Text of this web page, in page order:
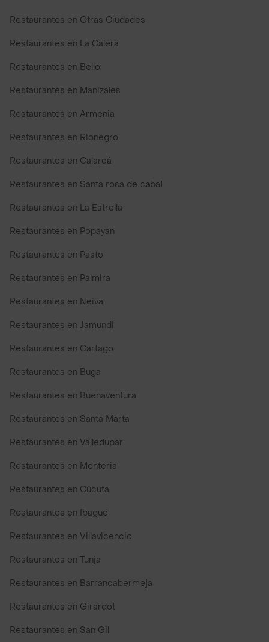
Restaurantes en Otras Ciudades
Restaurantes en La Calera
Restaurantes en Bello
Restaurantes en Manizales
Restaurantes en Armenia
Restaurantes en Rionegro
Restaurantes en Calarcá
Restaurantes en Santa rosa de cabal
Restaurantes en La Estrella
Restaurantes en Popayan
Restaurantes en Pasto
Restaurantes en Palmira
Restaurantes en Neiva
Restaurantes en Jamundi
Restaurantes en Cartago
Restaurantes en Buga
Restaurantes en Buenaventura
Restaurantes en Santa Marta
Restaurantes en Valledupar
Restaurantes en Monteria
Restaurantes en Cúcuta
Restaurantes en Ibagué
Restaurantes en Villavicencio
Restaurantes en Tunja
Restaurantes en Barrancabermeja
Restaurantes en Girardot
Restaurantes en San Gil